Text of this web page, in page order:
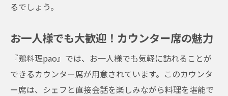
るでしょう。
お一人様でも大歓迎！カウンター席の魅力
『鶏料理pao』では、お一人様でも気軽に訪れることが
できるカウンター席が用意されています。このカウンタ
ー席は、シェフと直接会話を楽しみながら料理を堪能で